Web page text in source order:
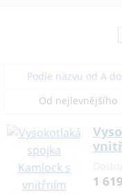
Podle názvu od A
Od nejlevnějšího
1